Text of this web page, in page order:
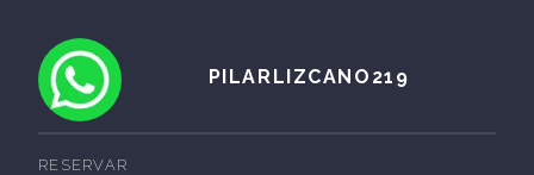
PILARLIZCANO219
RESERVAR